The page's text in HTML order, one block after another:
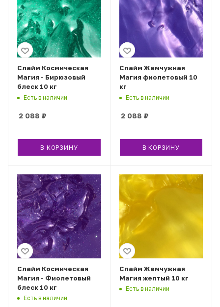
Слайм Космическая
Магия - Бирюзовый
блеск 10 кг
Есть в наличии
2 088 ₽
В КОРЗИНУ
Слайм Жемчужная
Магия фиолетовый 10
кг
Есть в наличии
2 088 ₽
В КОРЗИНУ
Слайм Космическая
Магия - Фиолетовый
блеск 10 кг
Есть в наличии
Слайм Жемчужная
Магия желтый 10 кг
Есть в наличии